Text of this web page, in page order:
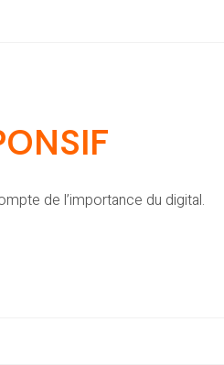
de l’importance du digital.